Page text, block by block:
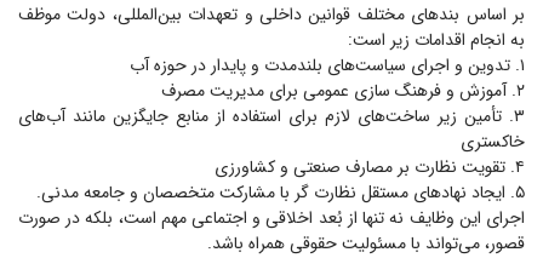
بر اساس بند‌های مختلف قوانین داخلی و تعهدات بین‌المللی، دولت موظف
به انجام اقدامات زیر است:
۱. تدوین و اجرای سیاست‌های بلندمدت و پایدار در حوزه آب
۲. آموزش و فرهنگ سازی عمومی برای مدیریت مصرف
۳. تأمین زیر ساخت‌های لازم برای استفاده از منابع جایگزین مانند آب‌های
خاکستری
۴. تقویت نظارت بر مصارف صنعتی و کشاورزی
۵. ایجاد نهاد‌های مستقل نظارت گر با مشارکت متخصصان و جامعه مدنی.
اجرای این وظایف نه تنها از بُعد اخلاقی و اجتماعی مهم است، بلکه در صورت
قصور، می‌تواند با مسئولیت حقوقی همراه باشد.